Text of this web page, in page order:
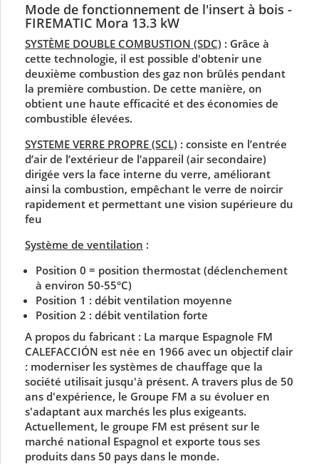
Mode de fonctionnement de l'insert à bois -
FIREMATIC Mora 13.3 kW
SYSTÈME DOUBLE COMBUSTION (SDC) : Grâce à
cette technologie, il est possible d'obtenir une
deuxième combustion des gaz non brûlés pendant
la première combustion. De cette manière, on
obtient une haute efficacité et des économies de
combustible élevées.
SYSTEME VERRE PROPRE (SCL) : consiste en l’entrée
d’air de l’extérieur de l’appareil (air secondaire)
dirigée vers la face interne du verre, améliorant
ainsi la combustion, empêchant le verre de noircir
rapidement et permettant une vision supérieure du
feu
Système de ventilation :
Position 0 = position thermostat (déclenchement
à environ 50-55°C)
Position 1 : débit ventilation moyenne
Position 2 : débit ventilation forte
A propos du fabricant : La marque Espagnole FM
CALEFACCIÓN est née en 1966 avec un objectif clair
: moderniser les systèmes de chauffage que la
société utilisait jusqu'à présent. A travers plus de 50
ans d'expérience, le Groupe FM a su évoluer en
s'adaptant aux marchés les plus exigeants.
Actuellement, le groupe FM est présent sur le
marché national Espagnol et exporte tous ses
produits dans 50 pays dans le monde.